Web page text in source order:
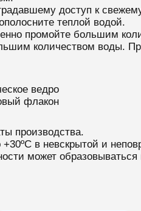
доступ к
теплой водой.
промойте большим
количеством воды.
ведро
флакон
производства.
в невскрытой и
может